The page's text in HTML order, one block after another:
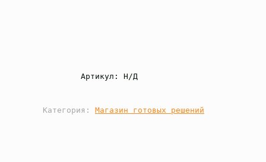
Артикул: Н/Д
Категория: Магазин готовых решений